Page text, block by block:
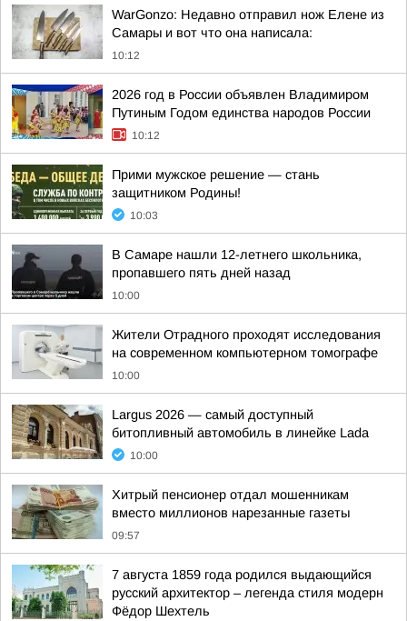
WarGonzo: Недавно отправил нож Елене из
Самары и вот что она написала:
10:12
2026 год в России объявлен Владимиром
Путиным Годом единства народов России
10:12
Прими мужское решение — стань
защитником Родины!
10:03
В Самаре нашли 12-летнего школьника,
пропавшего пять дней назад
10:00
Жители Отрадного проходят исследования
на современном компьютерном томографе
10:00
Largus 2026 — самый доступный
битопливный автомобиль в линейке Lada
10:00
Хитрый пенсионер отдал мошенникам
вместо миллионов нарезанные газеты
09:57
7 августа 1859 года родился выдающийся
русский архитектор – легенда стиля модерн
Фёдор Шехтель